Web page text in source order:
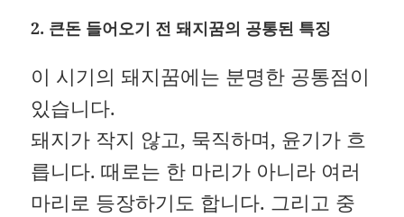
2. 큰돈 들어오기 전 돼지꿈의 공통된 특징
이 시기의 돼지꿈에는 분명한 공통점이
있습니다.
돼지가 작지 않고, 묵직하며, 윤기가 흐
릅니다. 때로는 한 마리가 아니라 여러
마리로 등장하기도 합니다. 그리고 중